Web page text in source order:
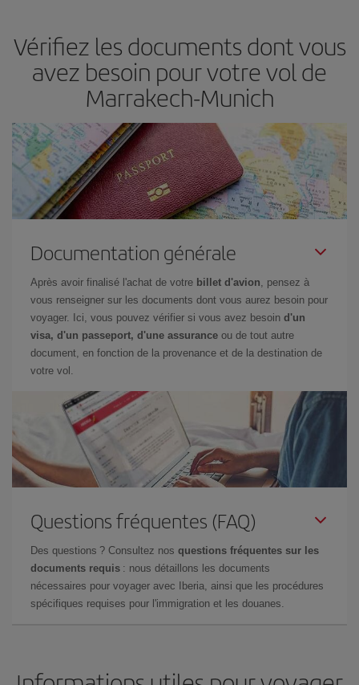
Vérifiez les documents dont vous
avez besoin pour votre vol de
Marrakech-Munich
Documentation générale
Après avoir finalisé l'achat de votre billet d'avion, pensez à
vous renseigner sur les documents dont vous aurez besoin pour
voyager. Ici, vous pouvez vérifier si vous avez besoin d'un
visa, d'un passeport, d'une assurance ou de tout autre
document, en fonction de la provenance et de la destination de
votre vol.
Questions fréquentes (FAQ)
Des questions ? Consultez nos questions fréquentes sur les
documents requis : nous détaillons les documents
nécessaires pour voyager avec Iberia, ainsi que les procédures
spécifiques requises pour l'immigration et les douanes.